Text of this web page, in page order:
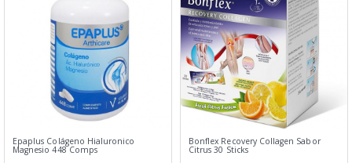
Epaplus Colágeno Hialuronico
Magnesio 448 Comps
Bonflex Recovery Collagen Sabor
Citrus 30 Sticks